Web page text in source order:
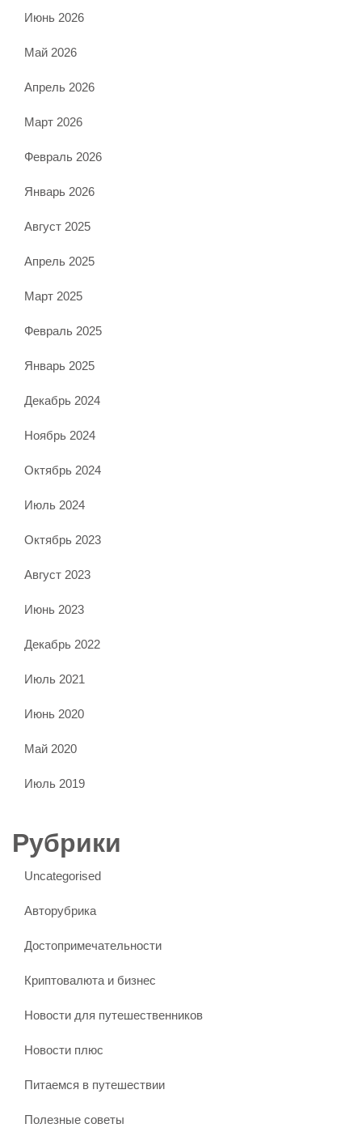
Июнь 2026
Май 2026
Апрель 2026
Март 2026
Февраль 2026
Январь 2026
Август 2025
Апрель 2025
Март 2025
Февраль 2025
Январь 2025
Декабрь 2024
Ноябрь 2024
Октябрь 2024
Июль 2024
Октябрь 2023
Август 2023
Июнь 2023
Декабрь 2022
Июль 2021
Июнь 2020
Май 2020
Июль 2019
Рубрики
Uncategorised
Авторубрика
Достопримечательности
Криптовалюта и бизнес
Новости для путешественников
Новости плюс
Питаемся в путешествии
Полезные советы